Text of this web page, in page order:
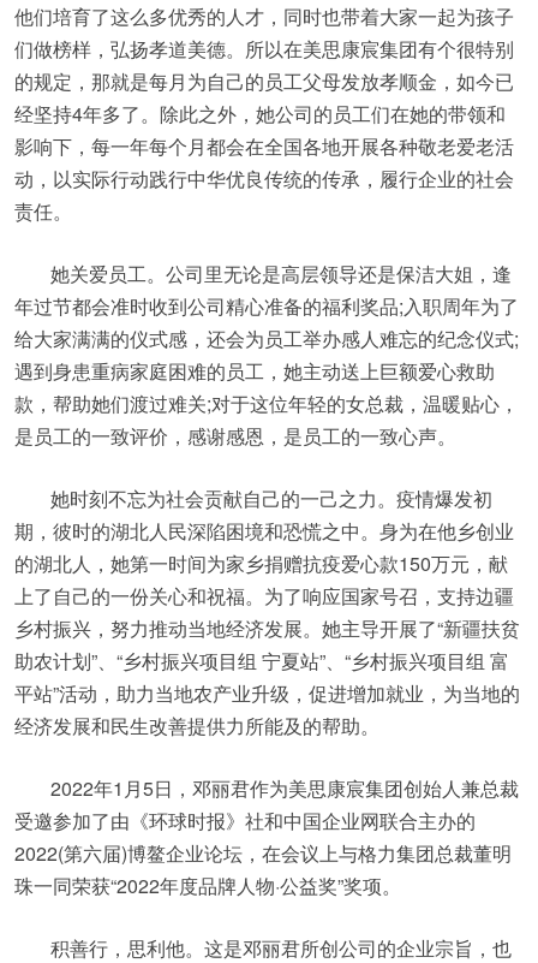
他们培育了这么多优秀的人才，同时也带着大家一起为孩子
们做榜样，弘扬孝道美德。所以在美思康宸集团有个很特别
的规定，那就是每月为自己的员工父母发放孝顺金，如今已
经坚持4年多了。除此之外，她公司的员工们在她的带领和
影响下，每一年每个月都会在全国各地开展各种敬老爱老活
动，以实际行动践行中华优良传统的传承，履行企业的社会
责任。
她关爱员工。公司里无论是高层领导还是保洁大姐，逢
年过节都会准时收到公司精心准备的福利奖品;入职周年为了
给大家满满的仪式感，还会为员工举办感人难忘的纪念仪式;
遇到身患重病家庭困难的员工，她主动送上巨额爱心救助
款，帮助她们渡过难关;对于这位年轻的女总裁，温暖贴心，
是员工的一致评价，感谢感恩，是员工的一致心声。
她时刻不忘为社会贡献自己的一己之力。疫情爆发初
期，彼时的湖北人民深陷困境和恐慌之中。身为在他乡创业
的湖北人，她第一时间为家乡捐赠抗疫爱心款150万元，献
上了自己的一份关心和祝福。为了响应国家号召，支持边疆
乡村振兴，努力推动当地经济发展。她主导开展了“新疆扶贫
助农计划”、“乡村振兴项目组 宁夏站”、“乡村振兴项目组 富
平站”活动，助力当地农产业升级，促进增加就业，为当地的
经济发展和民生改善提供力所能及的帮助。
2022年1月5日，邓丽君作为美思康宸集团创始人兼总裁
受邀参加了由《环球时报》社和中国企业网联合主办的
2022(第六届)博鳌企业论坛，在会议上与格力集团总裁董明
珠一同荣获“2022年度品牌人物·公益奖”奖项。
积善行，思利他。这是邓丽君所创公司的企业宗旨，也